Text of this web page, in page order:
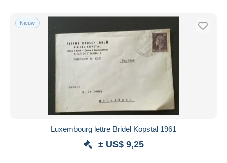
Nieuw
Luxembourg lettre Bridel Kopstal 1961
± US$ 9,25